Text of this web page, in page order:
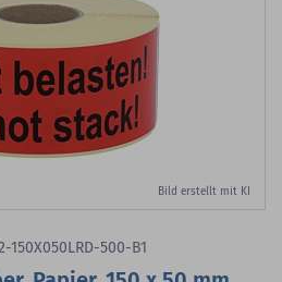
Bild erstellt mit KI
150X050LRD-500-B1